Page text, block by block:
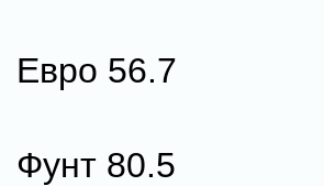
Евро 56.7
Фунт 80.5